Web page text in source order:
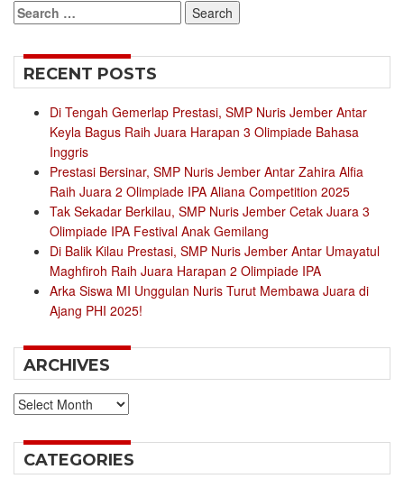
Search
for:
RECENT POSTS
Di Tengah Gemerlap Prestasi, SMP Nuris Jember Antar
Keyla Bagus Raih Juara Harapan 3 Olimpiade Bahasa
Inggris
Prestasi Bersinar, SMP Nuris Jember Antar Zahira Alfia
Raih Juara 2 Olimpiade IPA Aliana Competition 2025
Tak Sekadar Berkilau, SMP Nuris Jember Cetak Juara 3
Olimpiade IPA Festival Anak Gemilang
Di Balik Kilau Prestasi, SMP Nuris Jember Antar Umayatul
Maghfiroh Raih Juara Harapan 2 Olimpiade IPA
Arka Siswa MI Unggulan Nuris Turut Membawa Juara di
Ajang PHI 2025!
ARCHIVES
Archives
CATEGORIES